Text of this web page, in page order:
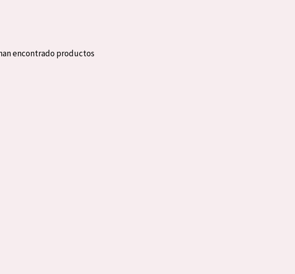
encontrado productos